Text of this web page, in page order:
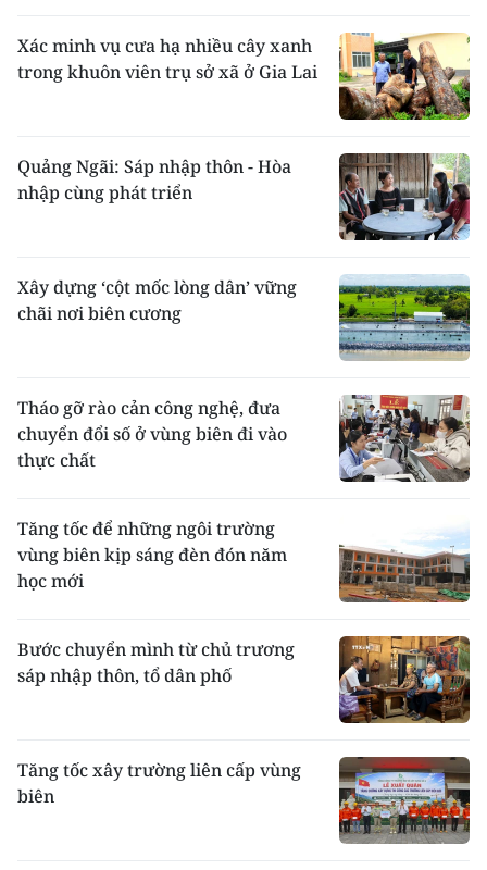
Xác minh vụ cưa hạ nhiều cây xanh
trong khuôn viên trụ sở xã ở Gia Lai
Quảng Ngãi: Sáp nhập thôn - Hòa
nhập cùng phát triển
Xây dựng ‘cột mốc lòng dân’ vững
chãi nơi biên cương
Tháo gỡ rào cản công nghệ, đưa
chuyển đổi số ở vùng biên đi vào
thực chất ​
Tăng tốc để những ngôi trường
vùng biên kịp sáng đèn đón năm
học mới
Bước chuyển mình từ chủ trương
sáp nhập thôn, tổ dân phố
Tăng tốc xây trường liên cấp vùng
biên